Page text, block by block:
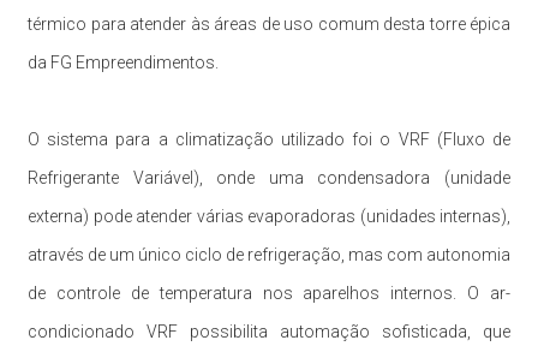
térmico para atender às áreas de uso comum desta torre épica
da FG Empreendimentos.
O sistema para a climatização utilizado foi o VRF (Fluxo de
Refrigerante Variável), onde uma condensadora (unidade
externa) pode atender várias evaporadoras (unidades internas),
através de um único ciclo de refrigeração, mas com autonomia
de controle de temperatura nos aparelhos internos. O ar-
condicionado VRF possibilita automação sofisticada, que